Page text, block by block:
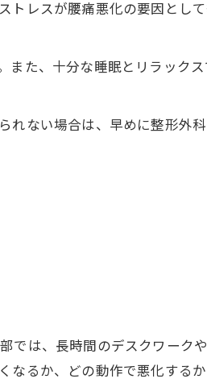
トレスが腰痛悪化の要因とし
また、十分な睡眠とリラックス
れない場合は、早めに整形外
では、長時間のデスクワーク
なるか、どの動作で悪化する